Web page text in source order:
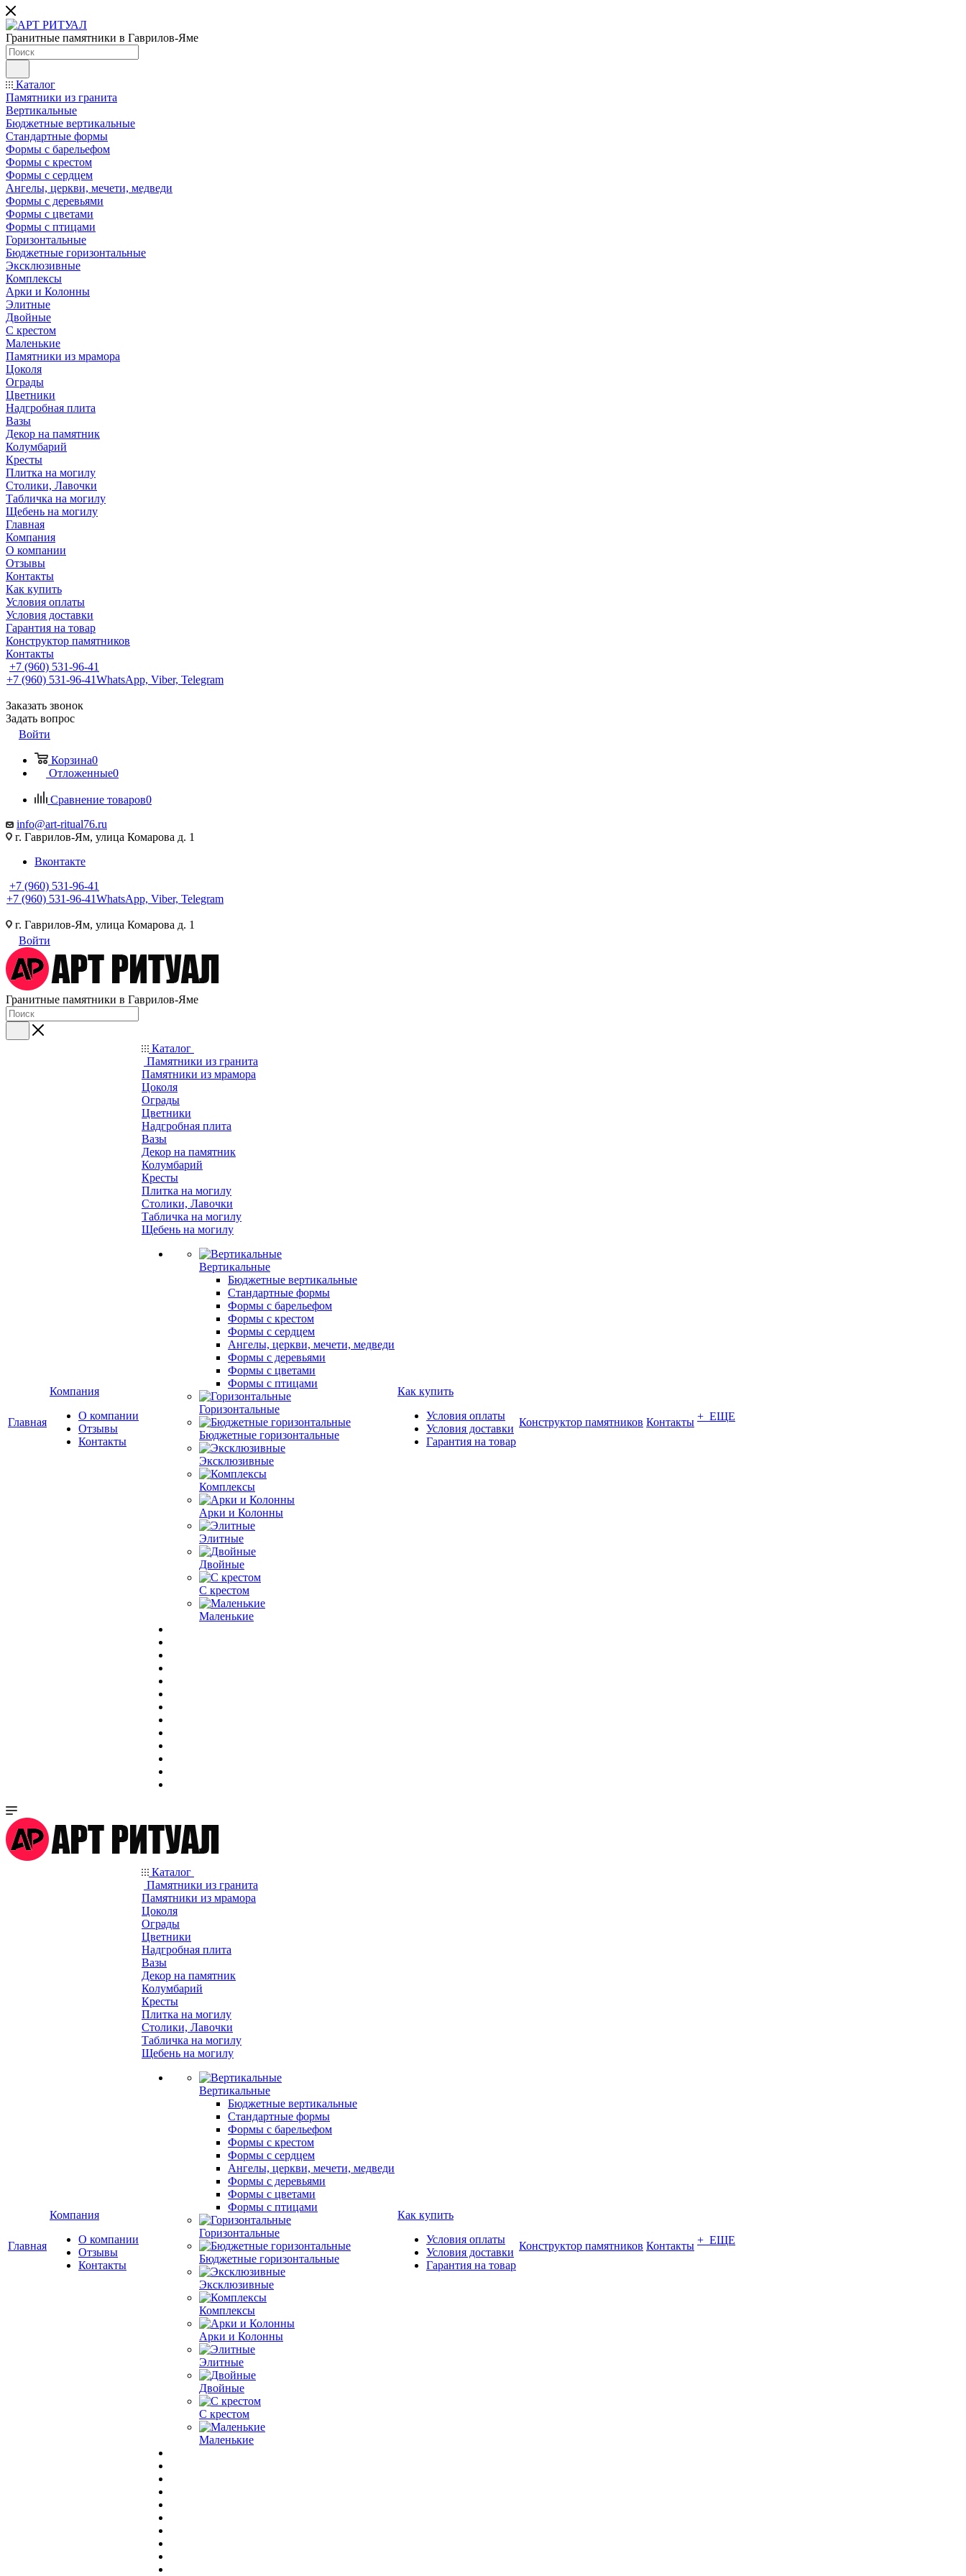
Гранитные памятники в Гаврилов-Яме
Каталог
Памятники из гранита
Вертикальные
Бюджетные вертикальные
Стандартные формы
Формы с барельефом
Формы с крестом
Формы с сердцем
Ангелы, церкви, мечети, медведи
Формы с деревьями
Формы с цветами
Формы с птицами
Горизонтальные
Бюджетные горизонтальные
Эксклюзивные
Комплексы
Арки и Колонны
Элитные
Двойные
С крестом
Маленькие
Памятники из мрамора
Цоколя
Ограды
Цветники
Надгробная плита
Вазы
Декор на памятник
Колумбарий
Кресты
Плитка на могилу
Столики, Лавочки
Табличка на могилу
Щебень на могилу
Главная
Компания
О компании
Отзывы
Контакты
Как купить
Условия оплаты
Условия доставки
Гарантия на товар
Конструктор памятников
Контакты
+7 (960) 531-96-41
+7 (960) 531-96-41WhatsApp, Viber, Telegram
Заказать звонок
Задать вопрос
Войти
Корзина0
Отложенные0
Сравнение товаров0
info@art-ritual76.ru
г. Гаврилов-Ям, улица Комарова д. 1
Вконтакте
+7 (960) 531-96-41
+7 (960) 531-96-41WhatsApp, Viber, Telegram
г. Гаврилов-Ям, улица Комарова д. 1
Войти
Гранитные памятники в Гаврилов-Яме
Главная
Компания
О компании
Отзывы
Контакты
Каталог
Памятники из гранита
Памятники из мрамора
Цоколя
Ограды
Цветники
Надгробная плита
Вазы
Декор на памятник
Колумбарий
Кресты
Плитка на могилу
Столики, Лавочки
Табличка на могилу
Щебень на могилу
Вертикальные
Бюджетные вертикальные
Стандартные формы
Формы с барельефом
Формы с крестом
Формы с сердцем
Ангелы, церкви, мечети, медведи
Формы с деревьями
Формы с цветами
Формы с птицами
Горизонтальные
Бюджетные горизонтальные
Эксклюзивные
Комплексы
Арки и Колонны
Элитные
Двойные
С крестом
Маленькие
Как купить
Условия оплаты
Условия доставки
Гарантия на товар
Конструктор памятников Контакты + ЕЩЕ
Главная
Компания
О компании
Отзывы
Контакты
Каталог
Памятники из гранита
Памятники из мрамора
Цоколя
Ограды
Цветники
Надгробная плита
Вазы
Декор на памятник
Колумбарий
Кресты
Плитка на могилу
Столики, Лавочки
Табличка на могилу
Щебень на могилу
Вертикальные
Бюджетные вертикальные
Стандартные формы
Формы с барельефом
Формы с крестом
Формы с сердцем
Ангелы, церкви, мечети, медведи
Формы с деревьями
Формы с цветами
Формы с птицами
Горизонтальные
Бюджетные горизонтальные
Эксклюзивные
Комплексы
Арки и Колонны
Элитные
Двойные
С крестом
Маленькие
Как купить
Условия оплаты
Условия доставки
Гарантия на товар
Конструктор памятников Контакты + ЕЩЕ